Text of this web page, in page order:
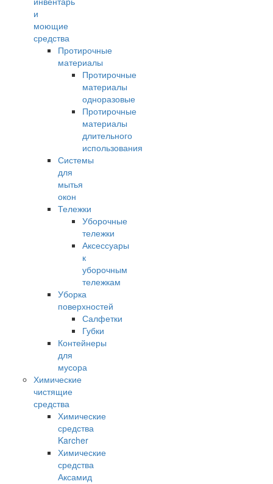
и
моющие
средства
Протирочные
материалы
Протирочные
материалы
одноразовые
Протирочные
материалы
длительного
использования
Системы
для
мытья
окон
Тележки
Уборочные
тележки
Аксессуары
к
уборочным
тележкам
Уборка
поверхностей
Салфетки
Губки
Контейнеры
для
мусора
Химические
чистящие
средства
Химические
средства
Karcher
Химические
средства
Аксамид